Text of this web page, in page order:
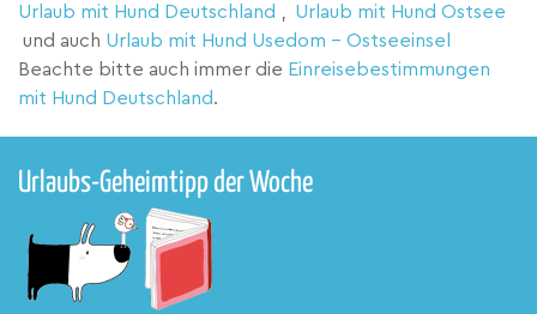
Urlaub mit Hund Deutschland , Urlaub mit Hund Ostsee
und auch Urlaub mit Hund Usedom - Ostseeinsel
Beachte bitte auch immer die Einreisebestimmungen
mit Hund Deutschland.
Urlaubs-Geheimtipp der Woche